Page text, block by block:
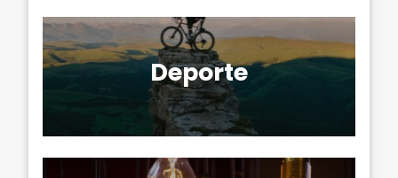
Deporte